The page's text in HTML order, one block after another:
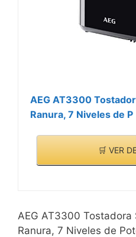
AEG AT3300
Ranura, 7 Niveles de P
🛒 VER
AEG AT3300 Tostadora
Ranura, 7 Niveles de